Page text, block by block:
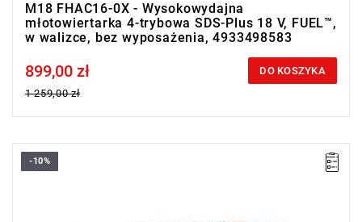
M18 FHAC16-0X - Wysokowydajna
młotowiertarka 4-trybowa SDS-Plus 18 V, FUEL™,
w walizce, bez wyposażenia, 4933498583
Price tax included
899,00 zł
1 259,00 zł
DO KOSZYKA
Najmocniejsza w klasie młotowiertarka SDS-Plus 18V Milwaukee
-10%